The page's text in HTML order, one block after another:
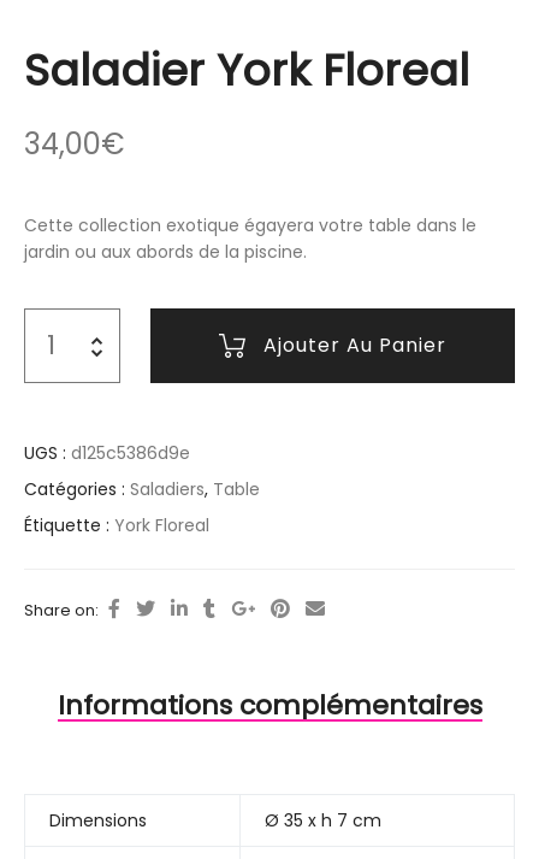
Saladier York Floreal
34,00€
Cette collection exotique égayera votre table dans le
jardin ou aux abords de la piscine.
Ajouter Au Panier
UGS : d125c5386d9e
Catégories : Saladiers, Table
Étiquette : York Floreal
Share on:
Informations complémentaires
Dimensions Ø 35 x h 7 cm